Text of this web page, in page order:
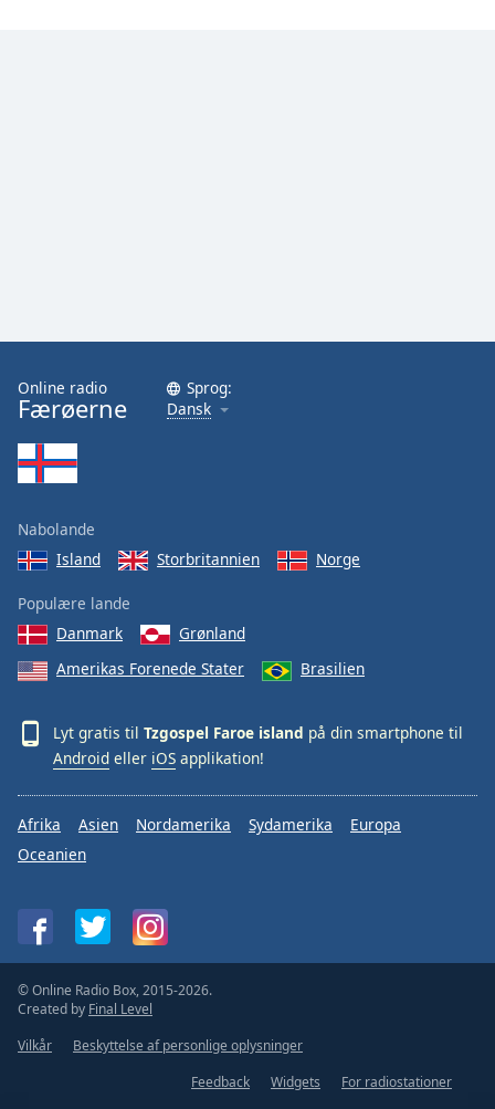
of
window.
Online radio
Færøerne
Sprog:
Dansk
Nabolande
Island
Storbritannien Norge
Populære lande
Danmark
Grønland
Amerikas Forenede Stater
Brasilien
Lyt gratis til Tzgospel Faroe island på din smartphone til
Android eller iOS applikation!
Afrika Asien Nordamerika Sydamerika
Europa
Oceanien
© Online Radio Box, 2015-2026.
Created by Final Level
Vilkår
Beskyttelse af personlige oplysninger
Feedback
Widgets For radiostationer